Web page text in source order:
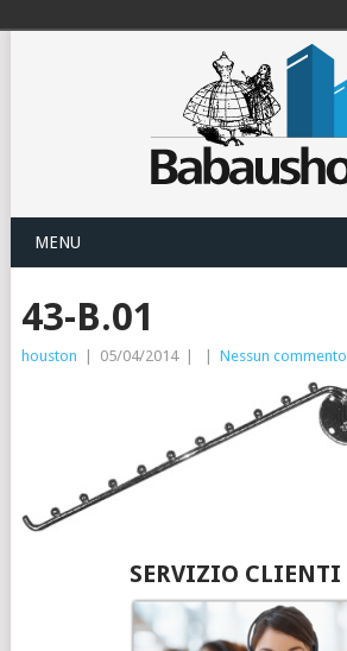
MENU
43-B.01
houston 05/04/2014 Nessun commento
SERVIZIO CLIENTI